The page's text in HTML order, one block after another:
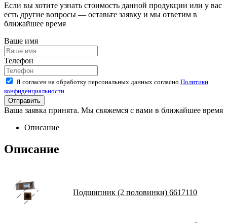
Если вы хотите узнать стоимость данной продукции или у вас
есть другие вопросы — оставьте заявку и мы ответим в
ближайшее время
Ваше имя
Телефон
Я согласен на обработку персональных данных согласно Политики
конфиденциальности
Ваша заявка принята. Мы свяжемся с вами в ближайшее время
Описание
Описание
Подшипник (2 половинки) 6617110